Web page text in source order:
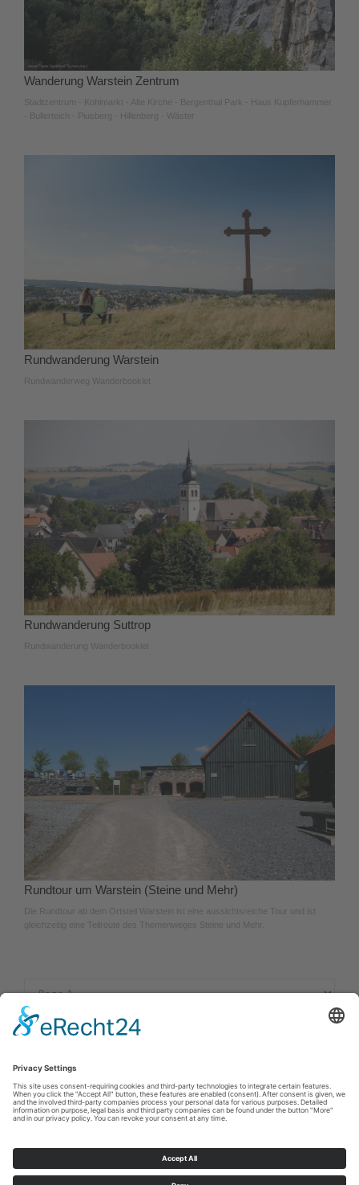
Wanderung Warstein Zentrum
Stadtzentrum - Kohlmarkt - Alte Kirche - Bergenthal Park - Haus Kupferhammer
- Bullerteich - Piusberg - Hillenberg - Wäster
Rundwanderung Warstein
Rundwanderweg Wanderbooklet
Rundwanderung Suttrop
Rundwanderung Wanderbooklet
Rundtour um Warstein (Steine und Mehr)
Die Rundtour ab dem Ortsteil Warstein ist eine aussichtsreiche Tour und ist
gleichzeitig eine Teilroute des Themenweges Steine und Mehr.